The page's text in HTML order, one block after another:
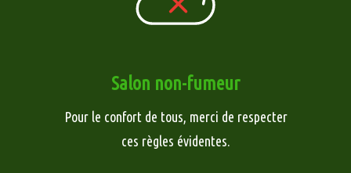
Salon non-fumeur
Pour le confort de tous, merci de respecter
ces règles évidentes.